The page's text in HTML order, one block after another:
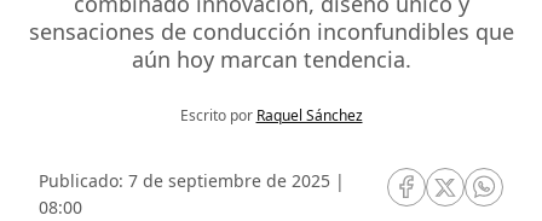
sensaciones de conducción inconfundibles que
aún hoy marcan tendencia.
Escrito por Raquel Sánchez
Publicado: 7 de septiembre de 2025 |
08:00
RRSS Facebook
RRSSRRSS